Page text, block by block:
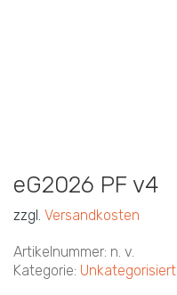
eG2026 PF v4
zzgl. Versandkosten
Artikelnummer: n. v.
Kategorie: Unkategorisiert